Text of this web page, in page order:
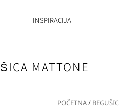
INSPIRACIJA
MATTONE
POČETNA/